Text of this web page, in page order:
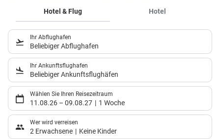
Hotel & Flug
Hotel
Ihr Abflughafen
Beliebiger Abflughafen
Ihr Ankunftsflughafen
Beliebiger Ankunftsflughäfen
Wählen Sie Ihren Reisezeitraum
11.08.26 – 09.08.27 1 Woche
Wer wird verreisen
2 Erwachsene Keine Kinder